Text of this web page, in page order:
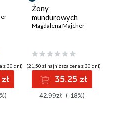
z 30 dni)
Żony
mundurowych
Magdalena Majcher
(21,50 zł najniższa cena z 30 dni)
35.25 zł
42.99zł (-18%)